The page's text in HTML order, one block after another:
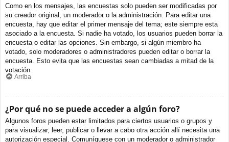
Como en los mensajes, las encuestas solo pueden ser modificadas por
su creador original, un moderador o la administración. Para editar una
encuesta, hay que editar el primer mensaje del tema; este siempre esta
asociado a la encuesta. Si nadie ha votado, los usuarios pueden borrar la
encuesta o editar las opciones. Sin embargo, si algún miembro ha
votado, solo moderadores o administradores pueden editar o borrar la
encuesta. Esto evita que las encuestas sean cambiadas a mitad de la
votación.
Arriba
¿Por qué no se puede acceder a algún foro?
Algunos foros pueden estar limitados para ciertos usuarios o grupos y
para visualizar, leer, publicar o llevar a cabo otra acción allí necesita una
autorización especial. Comuníquese con un moderador o administrador